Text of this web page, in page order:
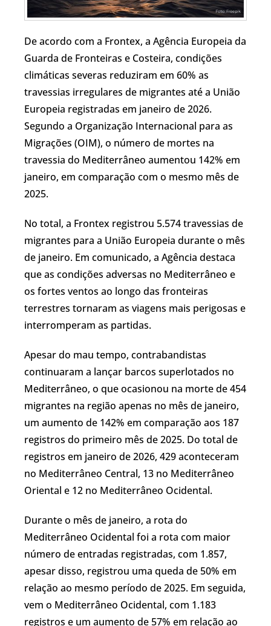
De acordo com a Frontex, a Agência Europeia da
Guarda de Fronteiras e Costeira, condições
climáticas severas reduziram em 60% as
travessias irregulares de migrantes até a União
Europeia registradas em janeiro de 2026.
Segundo a Organização Internacional para as
Migrações (OIM), o número de mortes na
travessia do Mediterrâneo aumentou 142% em
janeiro, em comparação com o mesmo mês de
2025.
No total, a Frontex registrou 5.574 travessias de
migrantes para a União Europeia durante o mês
de janeiro. Em comunicado, a Agência destaca
que as condições adversas no Mediterrâneo e
os fortes ventos ao longo das fronteiras
terrestres tornaram as viagens mais perigosas e
interromperam as partidas.
Apesar do mau tempo, contrabandistas
continuaram a lançar barcos superlotados no
Mediterrâneo, o que ocasionou na morte de 454
migrantes na região apenas no mês de janeiro,
um aumento de 142% em comparação aos 187
registros do primeiro mês de 2025. Do total de
registros em janeiro de 2026, 429 aconteceram
no Mediterrâneo Central, 13 no Mediterrâneo
Oriental e 12 no Mediterrâneo Ocidental.
Durante o mês de janeiro, a rota do
Mediterrâneo Ocidental foi a rota com maior
número de entradas registradas, com 1.857,
apesar disso, registrou uma queda de 50% em
relação ao mesmo período de 2025. Em seguida,
vem o Mediterrâneo Ocidental, com 1.183
registros e um aumento de 57% em relação ao